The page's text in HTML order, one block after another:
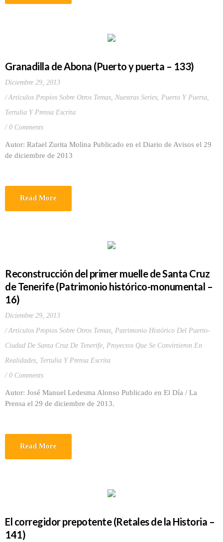
Granadilla de Abona (Puerto y puerta – 133)
Diciembre 29, 2013
Artículos Propios Sobre Otros Temas, Nuestras Series, Puerto Y Puerta,
Tertulia Y Prensa Escrita
0 Comments
Autor: Rafael Zurita Molina Publicado en el Diario de Avisos el 29
de diciembre de 2013
Read More
Reconstrucción del primer muelle de Santa Cruz
de Tenerife (Patrimonio histórico-monumental –
16)
Diciembre 29, 2013
Artículos Propios Sobre Otros Temas, Patrimonio Histórico Del Puerto-
Ciudad De Santa Cruz De Tenerife, Proyectos Que Se Convirtieron En
Realidades, Tertulia Y Prensa Escrita
0 Comments
Autor: José Manuel Ledesma Alonso Publicado en El Día / La
Prensa el 29 de diciembre de 2013.
Read More
El corregidor prepotente (Retales de la Historia –
141)